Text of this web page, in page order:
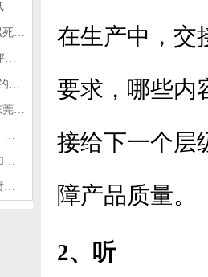
东莞喷油加工厂利润薄如纸？这四项基本
80%的东莞注塑喷油厂长累死累活，利
定量考核盯紧QCD，定性评价看好配合
东莞UV喷油工厂品质经理的四项核心管
“钱没少发，人却跑了”？东莞注塑喷油
稳良率、降损耗、保交付——东莞这家U
零库存在东莞全自动喷油加工厂不可行的
交付是硬实力：东莞注塑喷油厂如何用齐
在生产中，交
要求，哪些内
接给下一个层
障产品质量。
2、听